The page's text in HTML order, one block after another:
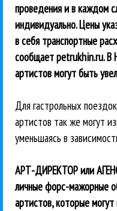
проведения и в каждом
индивидуально. Цены
в себя транспортные
сообщает petrukhin.ru. В
артистов могут быть
Для гастрольных
артистов так же могут
уменьшаясь в
АРТ-ДИРЕКТОР или
личные форс-мажорные
артистов, которые